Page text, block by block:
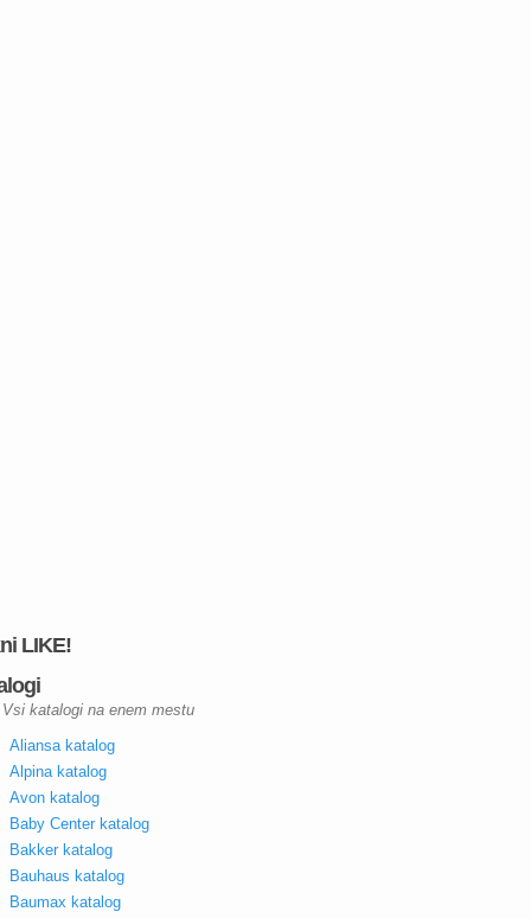
LIKE!
katalogi na enem mestu
Aliansa katalog
Alpina katalog
Avon katalog
Baby Center katalog
Bakker katalog
Bauhaus katalog
Baumax katalog